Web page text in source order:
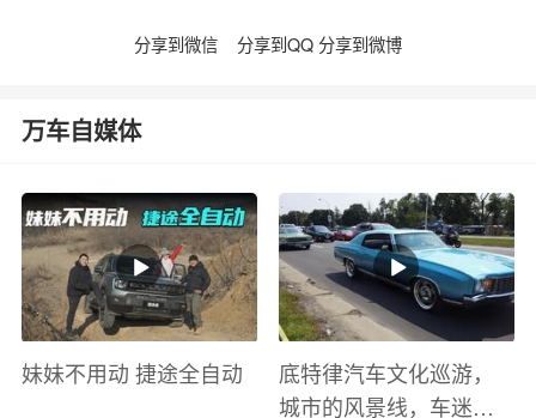
分享到微信 分享到QQ 分享到微博
万车自媒体
妹妹不用动 捷途全自动
底特律汽车文化巡游，
城市的风景线，车迷的